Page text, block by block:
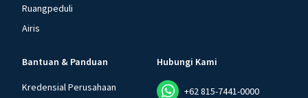
Ruangpeduli
Airis
Bantuan & Panduan
Kredensial Perusahaan
Hubungi Kami
+62 815-7441-0000